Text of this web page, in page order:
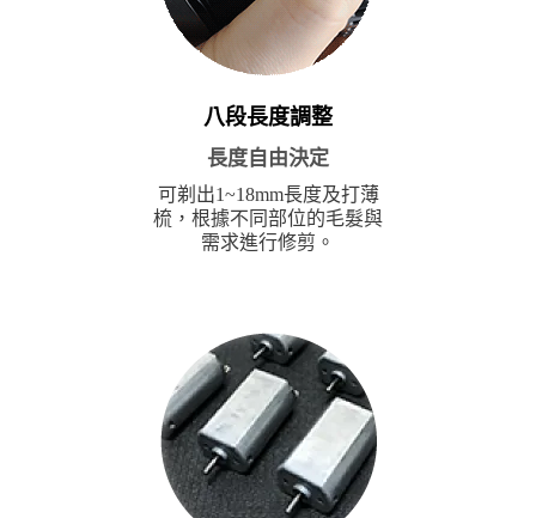
八段長度調整
長度自由決定
可剃出1~18mm長度及打薄
梳，根據不同部位的毛髮與
需求進行修剪。